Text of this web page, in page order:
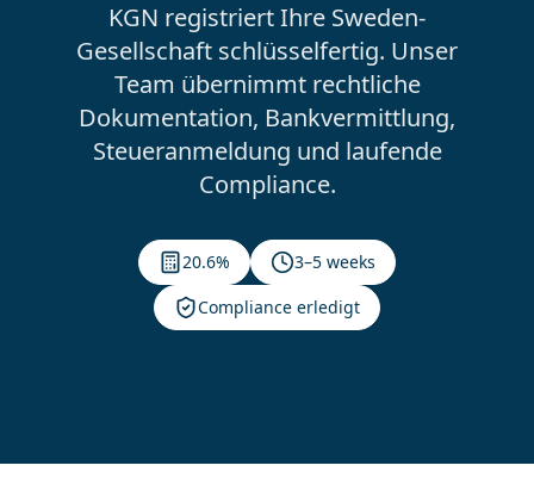
KGN registriert Ihre Sweden-
Gesellschaft schlüsselfertig. Unser
Team übernimmt rechtliche
Dokumentation, Bankvermittlung,
Steueranmeldung und laufende
Compliance.
20.6%
3–5 weeks
Compliance erledigt